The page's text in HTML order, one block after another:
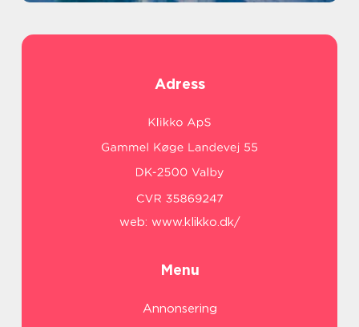
Adress
web: www.klikko.dk/
Menu
Annonsering